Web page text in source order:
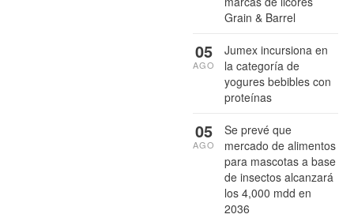
Grain & Barrel
Jumex incursiona en
la categoría de
yogures bebibles con
proteínas
05
AGO
Se prevé que
mercado de alimentos
para mascotas a base
de insectos alcanzará
los 4,000 mdd en
2036
05
AGO